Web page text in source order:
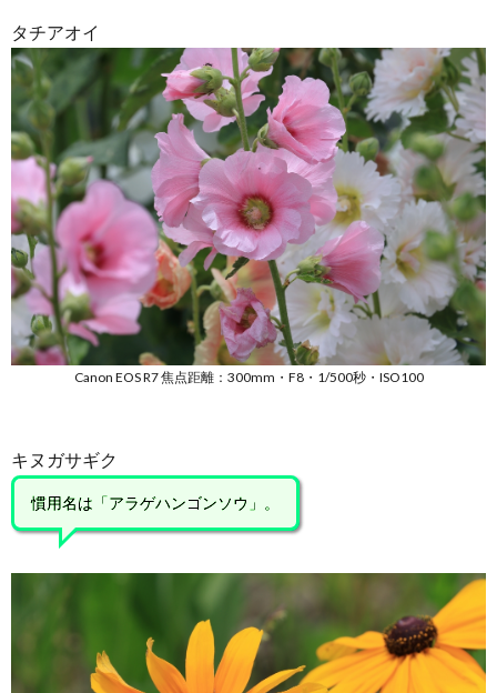
タチアオイ
Canon EOS R7 焦点距離：300mm・F8・1/500秒・ISO100
キヌガサギク
慣用名は「アラゲハンゴンソウ」。